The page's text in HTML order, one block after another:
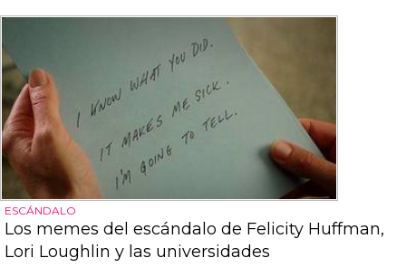
ESCÁNDALO
Los memes del escándalo de Felicity Huffman,
Lori Loughlin y las universidades